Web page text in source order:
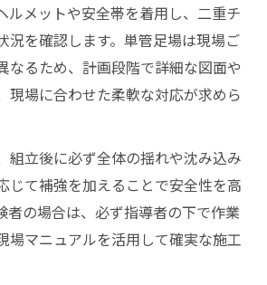
ルメットや安全帯を着用し、二重チ
況を確認します。単管足場は現場ご
なるため、計画段階で詳細な図面や
現場に合わせた柔軟な対応が求めら
組立後に必ず全体の揺れや沈み込み
じて補強を加えることで安全性を高
者の場合は、必ず指導者の下で作業
場マニュアルを活用して確実な施工